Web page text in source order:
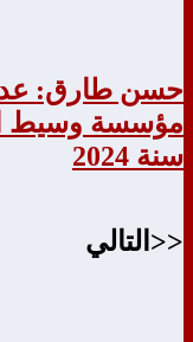
حسن طارق: عدد
سنة 2024
<<التالي